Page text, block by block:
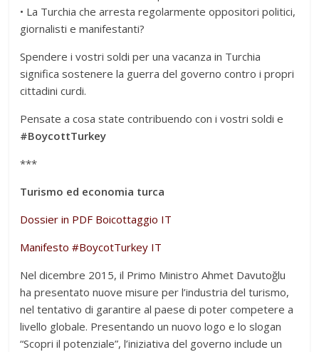
• La Turchia che arresta regolarmente oppositori politici,
giornalisti e manifestanti?
Spendere i vostri soldi per una vacanza in Turchia
significa sostenere la guerra del governo contro i propri
cittadini curdi.
Pensate a cosa state contribuendo con i vostri soldi e
#BoycottTurkey
***
Turismo ed economia turca
Dossier in PDF Boicottaggio IT
Manifesto #BoycotTurkey IT
Nel dicembre 2015, il Primo Ministro Ahmet Davutoğlu
ha presentato nuove misure per l’industria del turismo,
nel tentativo di garantire al paese di poter competere a
livello globale. Presentando un nuovo logo e lo slogan
“Scopri il potenziale”, l’iniziativa del governo include un